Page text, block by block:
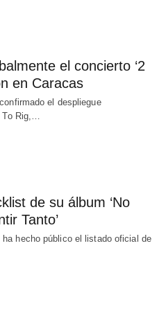
el concierto ‘2
en Caracas
el despliegue
Rig,…
de su álbum ‘No
Tanto’
hecho público el listado oficial de